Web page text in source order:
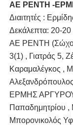
ΑΕ ΡΕΝΤΗ -
Διαιτητές :
Δεκάλεπτα: 20-
ΑΕ ΡΕΝΤΗ
3(1) , Γιατράς 5,
Καραμαλέγκος ,
ΕΡΜΗΣ
Παπαδημητρίου ,
Μπορονικολός